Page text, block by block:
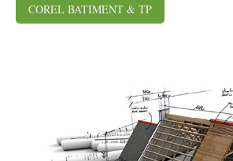
COREL BATIMENT & TP